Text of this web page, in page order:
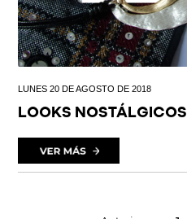
LUNES 20 DE AGOSTO DE 2018
LOOKS NOSTÁLGICOS